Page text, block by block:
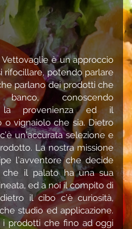
è un approccio
rifocillare, potendo parlare
parlano dei prodotti che
conoscendo
la provenienza ed il
o vignaiolo che sia. Dietro
un’accurata selezione e
La nostra missione
l’avventore che decide
il palato ha una sua
ed a noi il compito di
il cibo c’è curiosità,
studio ed applicazione.
i prodotti che fino ad oggi